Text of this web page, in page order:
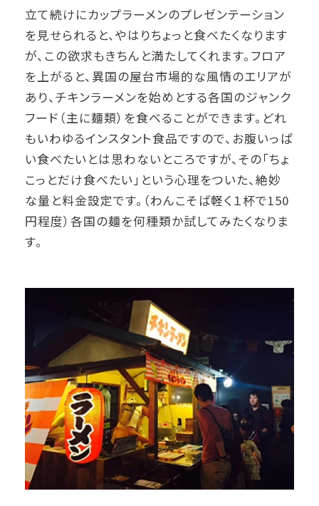
立て続けにカップラーメンのプレゼンテーション
を見せられると、やはりちょっと食べたくなります
が、この欲求もきちんと満たしてくれます。フロア
を上がると、異国の屋台市場的な風情のエリアが
あり、チキンラーメンを始めとする各国のジャンク
フード（主に麺類）を食べることができます。どれ
もいわゆるインスタント食品ですので、お腹いっぱ
い食べたいとは思わないところですが、その「ちょ
こっとだけ食べたい」という心理をついた、絶妙
な量と料金設定です。（わんこそば軽く１杯で150
円程度）各国の麺を何種類か試してみたくなりま
す。